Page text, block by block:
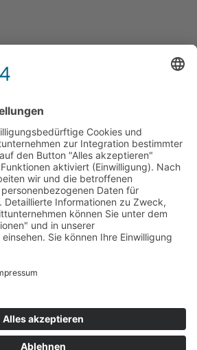
Bezirksverband Potsdam e. V.
|Barrierefreiheitserklärung
gesucht!